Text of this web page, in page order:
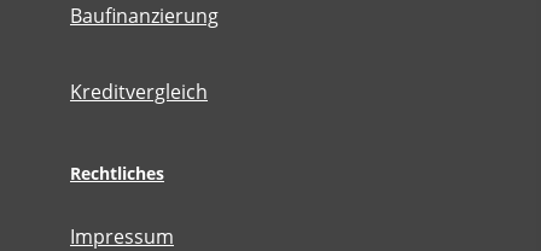
Baufinanzierung
Kreditvergleich
Rechtliches
Impressum